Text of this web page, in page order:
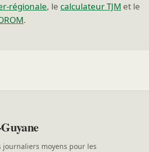
régionale, le calculateur TJM et le
.
journaliers moyens pour les